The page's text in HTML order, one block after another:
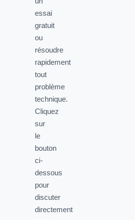
essai
gratuit
ou
résoudre
rapidement
tout
problème
technique.
Cliquez
sur
le
bouton
ci-
dessous
pour
discuter
directement